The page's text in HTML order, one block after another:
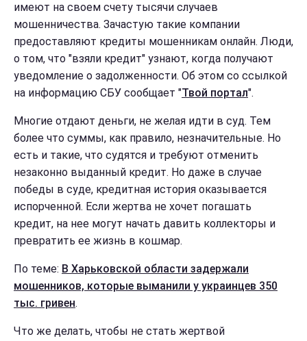
имеют на своем счету тысячи случаев
мошенничества. Зачастую такие компании
предоставляют кредиты мошенникам онлайн. Люди,
о том, что "взяли кредит" узнают, когда получают
уведомление о задолженности. Об этом со ссылкой
на информацию СБУ сообщает "Твой портал".
Многие отдают деньги, не желая идти в суд. Тем
более что суммы, как правило, незначительные. Но
есть и такие, что судятся и требуют отменить
незаконно выданный кредит. Но даже в случае
победы в суде, кредитная история оказывается
испорченной. Если жертва не хочет погашать
кредит, на нее могут начать давить коллекторы и
превратить ее жизнь в кошмар.
По теме: В Харьковской области задержали
мошенников, которые выманили у украинцев 350
тыс. гривен.
Что же делать, чтобы не стать жертвой